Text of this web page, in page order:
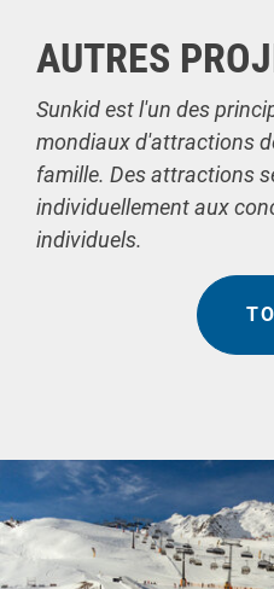
AUTRES
Sunkid est l'un des
mondiaux d'attractions
famille. Des attractions
individuellement aux
individuels.